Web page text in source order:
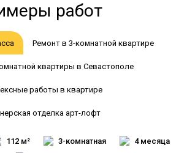
работ
Ремонт в 3-комнатной квартире
квартиры в Севастополе
работы в квартире
отделка арт-лофт
112 м² 3-комнатная
4 месяца